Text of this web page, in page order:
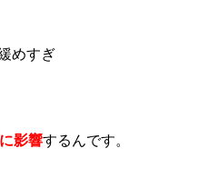
めすぎ
影響するんです。